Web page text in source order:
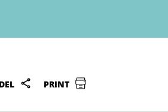
DEL PRINT